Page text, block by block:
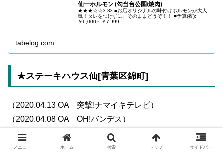
仙一ホルモン (勾当台公園/焼肉)
★★★☆☆3.38 ■お店オリジナルの味付けホルモンが大人
気！タレをつけずに、そのままどうぞ！！ ■予算(夜):
￥6,000～￥7,999
tabelog.com
★ステーキハウス仙[青葉区錦町]
（2020.04.13 OA 突撃!ナマイキテレビ）
（2020.04.08 OA OH!バンデス）
（2020.02.29 OA あらあらかしこ）
厳選の黒毛和牛ステーキが食べられる
メニュー ホーム 検索 トップ サイドバー